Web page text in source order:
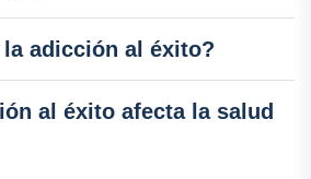
adicción al éxito?
al éxito afecta la salud